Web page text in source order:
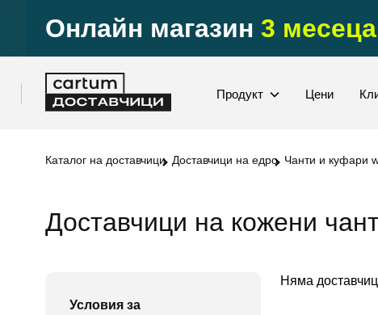
Онлайн магазин 3
Продукт Цени
Каталог на доставчици Доставчици на едро Чанти и куфари
Доставчици на кожени
Условия за
Няма